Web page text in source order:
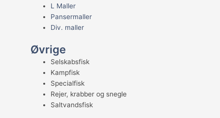
L Maller
Pansermaller
Div. maller
Øvrige
Selskabsfisk
Kampfisk
Specialfisk
Rejer, krabber og snegle
Saltvandsfisk